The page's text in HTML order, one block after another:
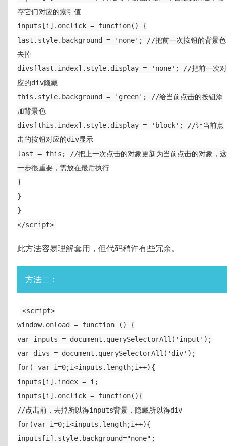
存它们对应的索引值
inputs[i].onclick = function() {
last.style.background = 'none'; //把前一次按钮的背景色
去掉
divs[last.index].style.display = 'none'; //把前一次对
应的div隐藏
this.style.background = 'green'; //给当前点击的按钮添
加背景色
divs[this.index].style.display = 'block'; //让当前点
击的按钮对应的div显示
last = this; //把上一次点击的对象更新为当前点击的对象，这
一步很重要，需放在最后执行
}
}
}
</script>
此方法容易理解套用，但代码稍许有些冗余。
方法二：
<script>
window.onload = function () {
var inputs = document.querySelectorAll('input');
var divs = document.querySelectorAll('div');
for( var i=0;i<inputs.length;i++){
inputs[i].index = i;
inputs[i].onclick = function(){
//点击前，去掉所以得inputs背景，隐藏所以得div
for(var i=0;i<inputs.length;i++){
inputs[i].style.background="none";